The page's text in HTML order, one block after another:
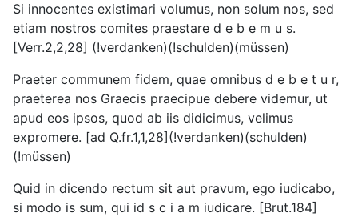
Si innocentes existimari volumus, non solum nos, sed
etiam nostros comites praestare d e b e m u s.
[Verr.2,2,28] (!verdanken)(!schulden)(müssen)
Praeter communem fidem, quae omnibus d e b e t u r,
praeterea nos Graecis praecipue debere videmur, ut
apud eos ipsos, quod ab iis didicimus, velimus
expromere. [ad Q.fr.1,1,28](!verdanken)(schulden)
(!müssen)
Quid in dicendo rectum sit aut pravum, ego iudicabo,
si modo is sum, qui id s c i a m iudicare. [Brut.184]